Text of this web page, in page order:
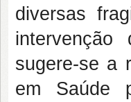
diversas
intervenção
sugere-se a
em Saúde